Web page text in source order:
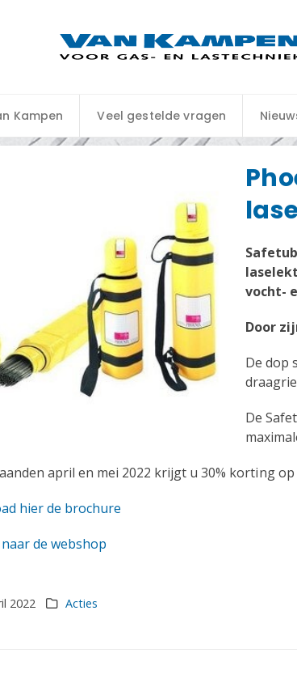
Kampen Veel gestelde vragen
vocht-
Door
De dop
De
april en mei 2022 krijgt u 30% korting op
hier de brochure
de webshop
2022 Acties